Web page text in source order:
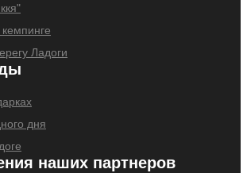
Ладоги
дня
наших партнеров